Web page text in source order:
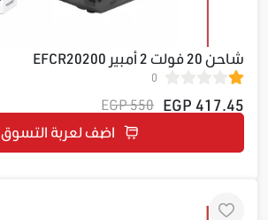
شاحن 20 فولت 2 أمبير EFCR20200
0
417.45 EGP
550 EGP
اضف لعربة التسوق